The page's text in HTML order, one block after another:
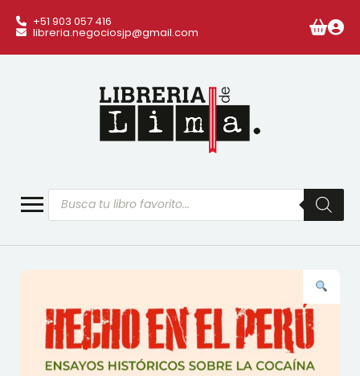
+51 903 057 416
libreria.negociosjp@gmail.com
Búsqueda
de
productos